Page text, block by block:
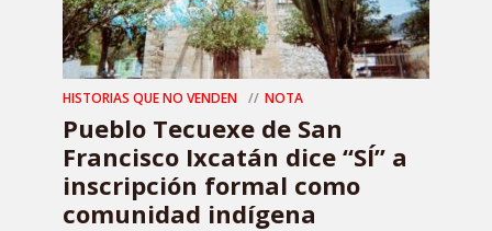
HISTORIAS QUE NO VENDEN NOTA
Pueblo Tecuexe de San
Francisco Ixcatán dice “SÍ” a
inscripción formal como
comunidad indígena